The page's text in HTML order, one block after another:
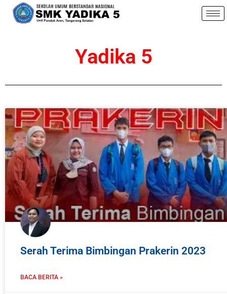
Yadika 5
Serah Terima Bimbingan Prakerin 2023
BACA BERITA »